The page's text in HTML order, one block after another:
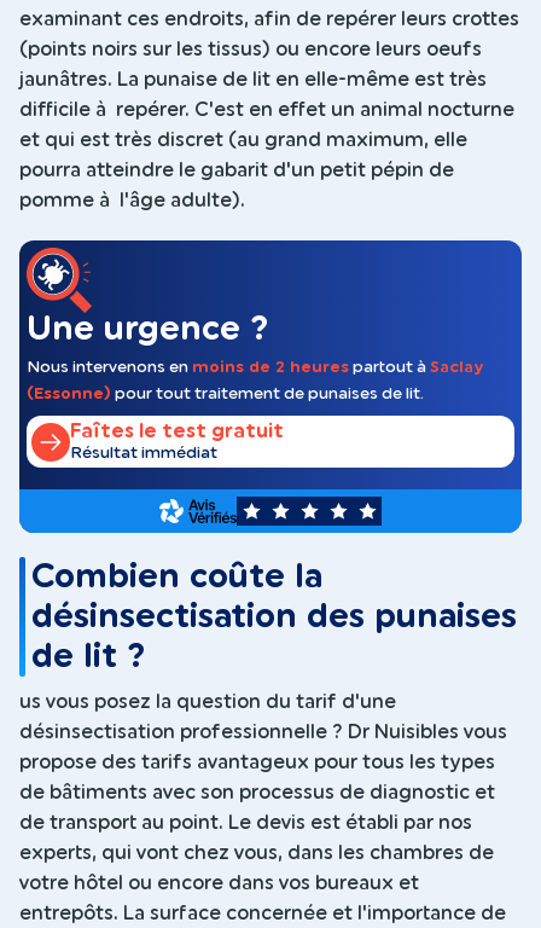
examinant ces endroits, afin de repérer leurs crottes
(points noirs sur les tissus) ou encore leurs oeufs
jaunâtres. La punaise de lit en elle-même est très
difficile à repérer. C'est en effet un animal nocturne
et qui est très discret (au grand maximum, elle
pourra atteindre le gabarit d'un petit pépin de
pomme à l'âge adulte).
Une urgence ?
Nous intervenons en moins de 2 heures partout à Saclay
(Essonne) pour tout traitement de punaises de lit.
Faîtes le test gratuit
Résultat immédiat
5
Combien coûte la
désinsectisation des punaises
de lit ?
us vous posez la question du tarif d'une
désinsectisation professionnelle ? Dr Nuisibles vous
propose des tarifs avantageux pour tous les types
de bâtiments avec son processus de diagnostic et
de transport au point. Le devis est établi par nos
experts, qui vont chez vous, dans les chambres de
votre hôtel ou encore dans vos bureaux et
entrepôts. La surface concernée et l'importance de